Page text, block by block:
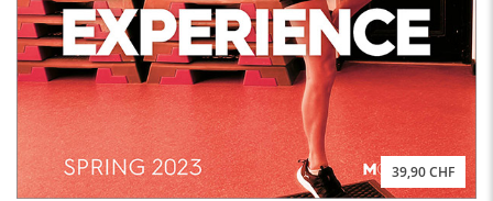
39,90 CHF